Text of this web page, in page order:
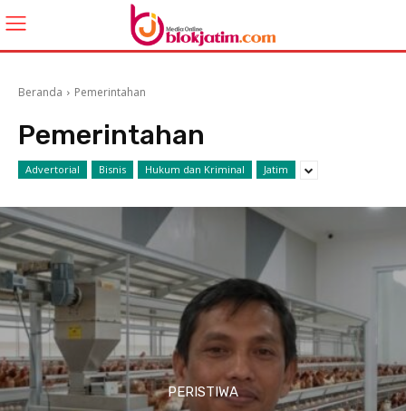
Beranda Pemerintahan
Pemerintahan
Advertorial Bisnis Hukum dan Kriminal Jatim
PERISTIWA